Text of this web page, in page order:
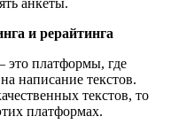
и рерайтинга
это платформы, где
написание текстов.
текстов, то
платформах.